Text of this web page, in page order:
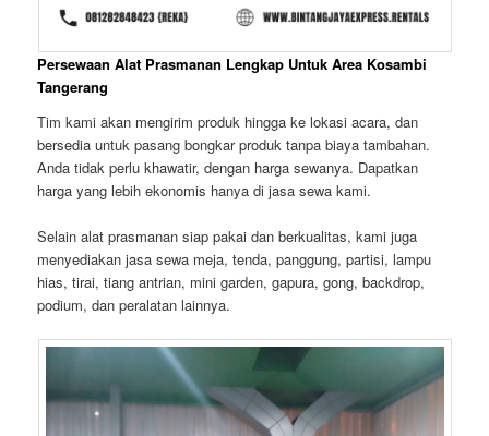
Persewaan Alat Prasmanan Lengkap Untuk Area Kosambi
Tangerang
Tim kami akan mengirim produk hingga ke lokasi acara, dan
bersedia untuk pasang bongkar produk tanpa biaya tambahan.
Anda tidak perlu khawatir, dengan harga sewanya. Dapatkan
harga yang lebih ekonomis hanya di jasa sewa kami.
Selain alat prasmanan siap pakai dan berkualitas, kami juga
menyediakan jasa sewa meja, tenda, panggung, partisi, lampu
hias, tirai, tiang antrian, mini garden, gapura, gong, backdrop,
podium, dan peralatan lainnya.